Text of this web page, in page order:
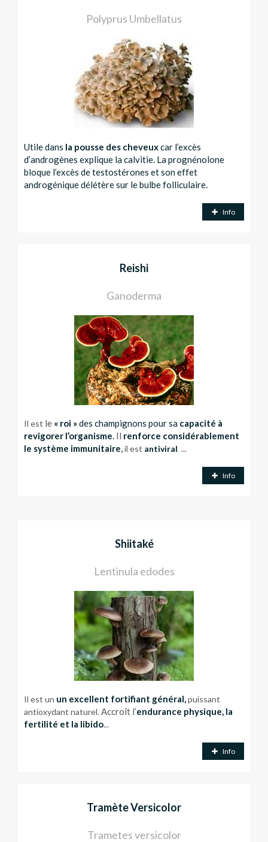
Polyprus Umbellatus
Utile dans la pousse des cheveuxcar l’excès
d’androgènes explique la calvitie. La prognénolone
bloque l’excès de testostérones et son effet
androgénique délétère sur le bulbe folliculaire.
Info
Reishi
Ganoderma
Il est le « roi »des champignons pour sa capacité à
revigorer l’organisme. Il renforce considérablement
le système immunitaire,il est antiviral ...
Info
Shiitaké
Lentinula edodes
Il est un un excellent fortifiant général,puissant
antioxydant naturel.Accroît l’endurance physique, la
fertilité et la libido...
Info
Tramète Versicolor
Trametes versicolor